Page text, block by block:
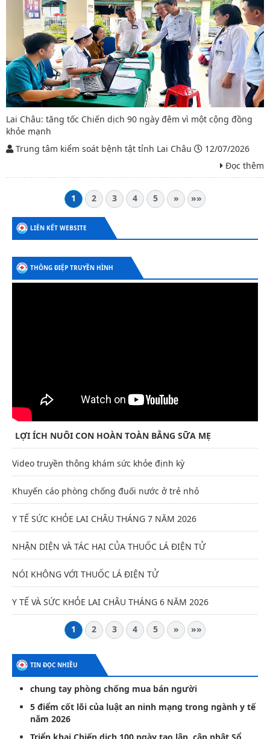
Lai Châu: tăng tốc Chiến dịch 90 ngày đêm vì một cộng đồng
khỏe mạnh
Trung tâm kiểm soát bệnh tật tỉnh Lai Châu
12/07/2026
Đọc thêm
1 2 3 4 5 » »»
LIÊN KẾT WEBSITE
THÔNG ĐIỆP TRUYỀN HÌNH
LỢI ÍCH NUÔI CON HOÀN TOÀN BẰNG SỮA MẸ
Video truyền thông khám sức khỏe định kỳ
Khuyến cáo phòng chống đuối nước ở trẻ nhỏ
Y TẾ SỨC KHỎE LAI CHÂU THÁNG 7 NĂM 2026
NHẬN DIỆN VÀ TÁC HẠI CỦA THUỐC LÁ ĐIỆN TỬ
NÓI KHÔNG VỚI THUỐC LÁ ĐIỆN TỬ
Y TẾ VÀ SỨC KHỎE LAI CHÂU THÁNG 6 NĂM 2026
1 2 3 4 5 » »»
TIN ĐỌC NHIỀU
chung tay phòng chống mua bán người
5 điểm cốt lõi của luật an ninh mạng trong ngành y tế
năm 2026
Triển khai Chiến dịch 100 ngày tạo lập, cập nhật Sổ